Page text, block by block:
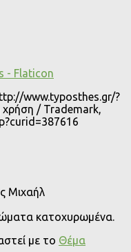
- Flaticon
www.typosthes.gr/?
/ Trademark,
Μιχαήλ
κατοχυρωμένα.
με το Θέμα